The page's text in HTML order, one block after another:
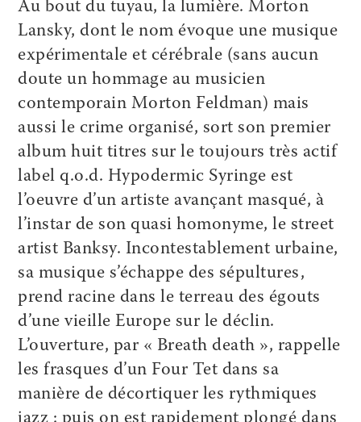
Au bout du tuyau, la lumière. Morton
Lansky, dont le nom évoque une musique
expérimentale et cérébrale (sans aucun
doute un hommage au musicien
contemporain Morton Feldman) mais
aussi le crime organisé, sort son premier
album huit titres sur le toujours très actif
label q.o.d. Hypodermic Syringe est
l’oeuvre d’un artiste avançant masqué, à
l’instar de son quasi homonyme, le street
artist Banksy. Incontestablement urbaine,
sa musique s’échappe des sépultures,
prend racine dans le terreau des égouts
d’une vieille Europe sur le déclin.
L’ouverture, par « Breath death », rappelle
les frasques d’un Four Tet dans sa
manière de décortiquer les rythmiques